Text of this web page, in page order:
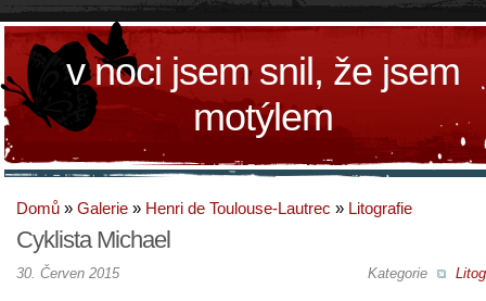
v noci jsem snil, že jsem
motýlem
Domů » Galerie » Henri de Toulouse-Lautrec » Litografie
Cyklista Michael
Kategorie
30. Červen 2015